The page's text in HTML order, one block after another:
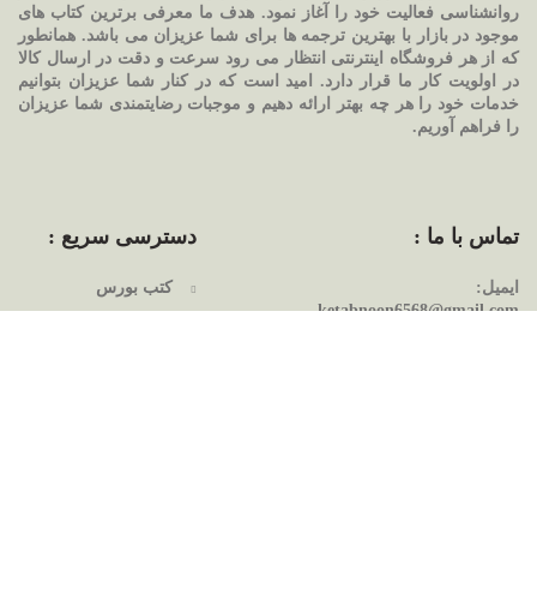
روانشناسی فعالیت خود را آغاز نمود. هدف ما معرفی برترین کتاب های
موجود در بازار با بهترین ترجمه ها برای شما عزیزان می باشد. همانطور
که از هر فروشگاه اینترنتی انتظار می رود سرعت و دقت در ارسال کالا
در اولویت کار ما قرار دارد. امید است که در کنار شما عزیزان بتوانیم
خدمات خود را هر چه بهتر ارائه دهیم و موجبات رضایتمندی شما عزیزان
را فراهم آوریم.
دسترسی سریع :
کتب بورس
تماس با ما :
ایمیل:
ketabnoon6568@gmail.com